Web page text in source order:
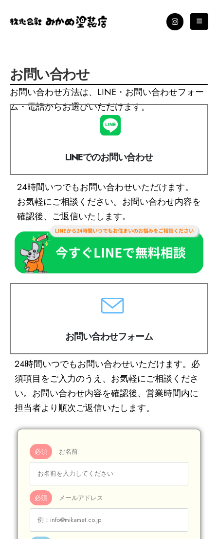
お問い合わせ
お問い合わせ方法は、LINE・お問い合わせフォー
ム・電話からお選びいただけます。
LINEでのお問い合わせ
24時間いつでもお問い合わせいただけます。
お気軽にご相談ください。お問い合わせ内容を
確認後、ご返信いたします。
お問い合わせフォーム
24時間いつでもお問い合わせいただけます。必
須項目をご入力のうえ、お気軽にご相談くださ
い。お問い合わせ内容を確認後、営業時間内に
担当者より順次ご返信いたします。
必須 お名前
必須 メールアドレス